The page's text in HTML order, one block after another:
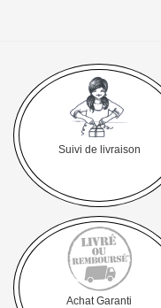
Suivi de livraison
Achat Garanti